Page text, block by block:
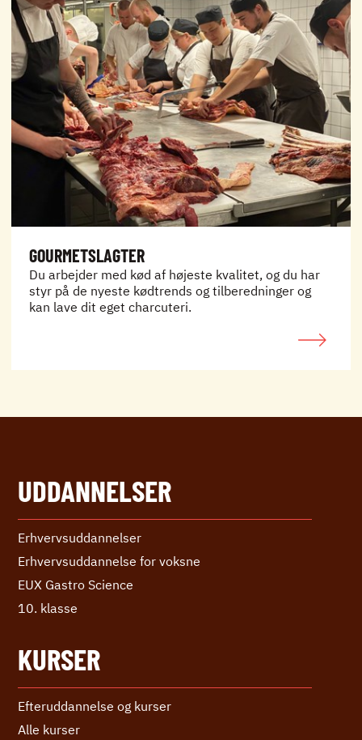
GOURMETSLAGTER
Du arbejder med kød af højeste kvalitet, og du har
styr på de nyeste kødtrends og tilberedninger og
kan lave dit eget charcuteri.
UDDANNELSER
Erhvervs­uddannelser
Erhvervs­uddannelse ­for voksne
EUX Gastro Science
10. klasse
KURSER
Efteruddannelse og kurser
Alle kurser